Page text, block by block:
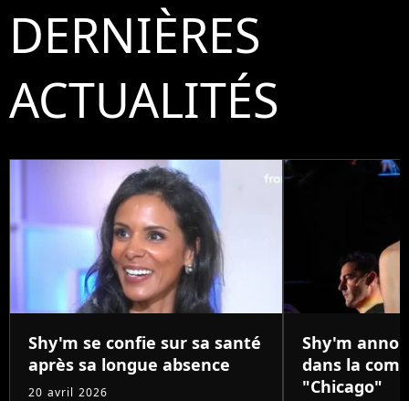
DERNIÈRES
ACTUALITÉS
Shy'm se confie sur sa santé
après sa longue absence
20 avril 2026
Shy'm
dans la
"Chicago"